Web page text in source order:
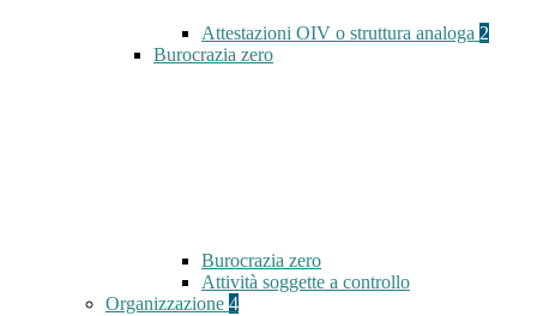
Attestazioni OIV o struttura analoga 2
Burocrazia zero
Burocrazia zero
Attività soggette a controllo
Organizzazione 4